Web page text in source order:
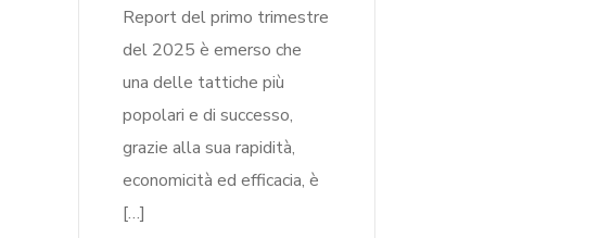
Report del primo trimestre
del 2025 è emerso che
una delle tattiche più
popolari e di successo,
grazie alla sua rapidità,
economicità ed efficacia, è
[…]